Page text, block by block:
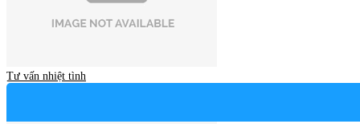
Tư vấn nhiệt tình